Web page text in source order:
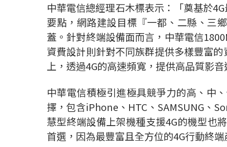
中華電信總經理石木標表示：「奠基於
要點，網路建設目標『一都、二縣、三
蓋。針對終端設備面而言，中華電信
資費設計則針對不同族群提供多樣豐富
上，透過4G的高速頻寬，提供高品質影
中華電信積極引進極具競爭力的高、中
擇，包含iPhone、HTC、SAMSUNG、
慧型終端設備上架機種支援4G的機型也
首選，因為最豐富且全方位的4G行動終端